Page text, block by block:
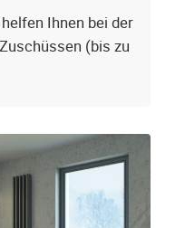
Ihnen bei der
(bis zu